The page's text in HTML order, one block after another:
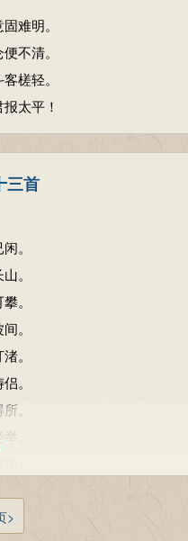
难明。
不清。
槎轻。
太平！
三首
。
。
。
。
。
。
。
。
。
>